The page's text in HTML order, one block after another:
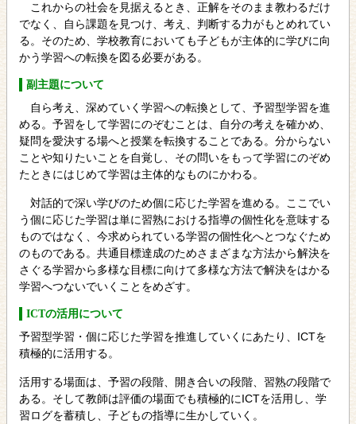
これからの社会を見据えるとき、正解をそのまま教わるだけ
でなく、自ら課題を見つけ、考え、判断する力がもとめれてい
る。そのため、学校教育においても子どもが主体的に学びに向
かう学習への転換を図る必要がある。
副主題について
自ら考え、深めていく学習への転換として、予習型学習を進
める。予習をして学習にのぞむことは、自分の考えを確かめ、
疑問を愛決する場へと授業を転換することである。分からない
ことや知りたいことを自覚し、その問いをもって学習にのぞめ
たときにはじめて学習は主体的なものにかわる。
対話的で深い学びのため個に応じた学習を進める。ここでい
う個に応じた学習は単に習熟における指導の個性化を意味する
ものではなく、今求められている学習の個性化へとつなぐため
のものである。共通目標達成のためさまざまな方法から解決を
さぐる学習から多様な目標に向けて多様な方法で解決をはかる
学習へつないでいくことをめざす。
ICTの活用について
予習型学習・個に応じた学習を推進していくにあたり、ICTを
積極的に活用する。
活用する場面は、予習の段階、開き合いの段階、習熟の段階で
ある。そして教師は評価の場面でも積極的にICTを活用し、学
習ログを蓄積し、子どもの指導に生かしていく。